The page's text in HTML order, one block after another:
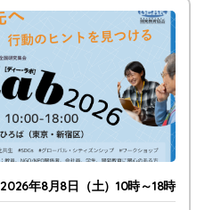
2026年8月8日（土）10時～18時